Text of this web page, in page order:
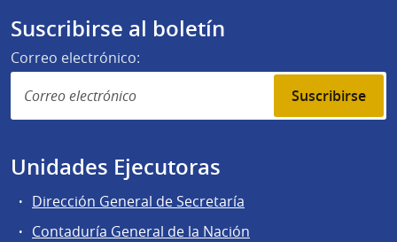
Suscribirse al boletín
Correo electrónico:
Suscribirse
Unidades Ejecutoras
Dirección General de Secretaría
Contaduría General de la Nación